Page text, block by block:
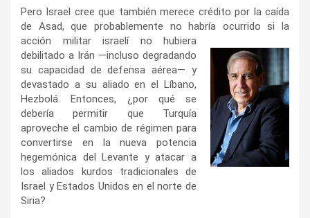
Pero Israel cree que también merece crédito por la caída
de Asad, que probablemente no habría ocurrido si la
acción militar israelí no hubiera
debilitado a Irán —incluso degradando
su capacidad de defensa aérea— y
devastado a su aliado en el Líbano,
Hezbolá. Entonces, ¿por qué se
debería permitir que Turquía
aproveche el cambio de régimen para
convertirse en la nueva potencia
hegemónica del Levante y atacar a
los aliados kurdos tradicionales de
Israel y Estados Unidos en el norte de
Siria?